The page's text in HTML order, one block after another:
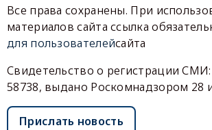
Все права сохранены. При
материалов сайта ссылка
для пользователейсайта
Свидетельство о регистрации
58738, выдано Роскомнадзором 28
Прислать новость